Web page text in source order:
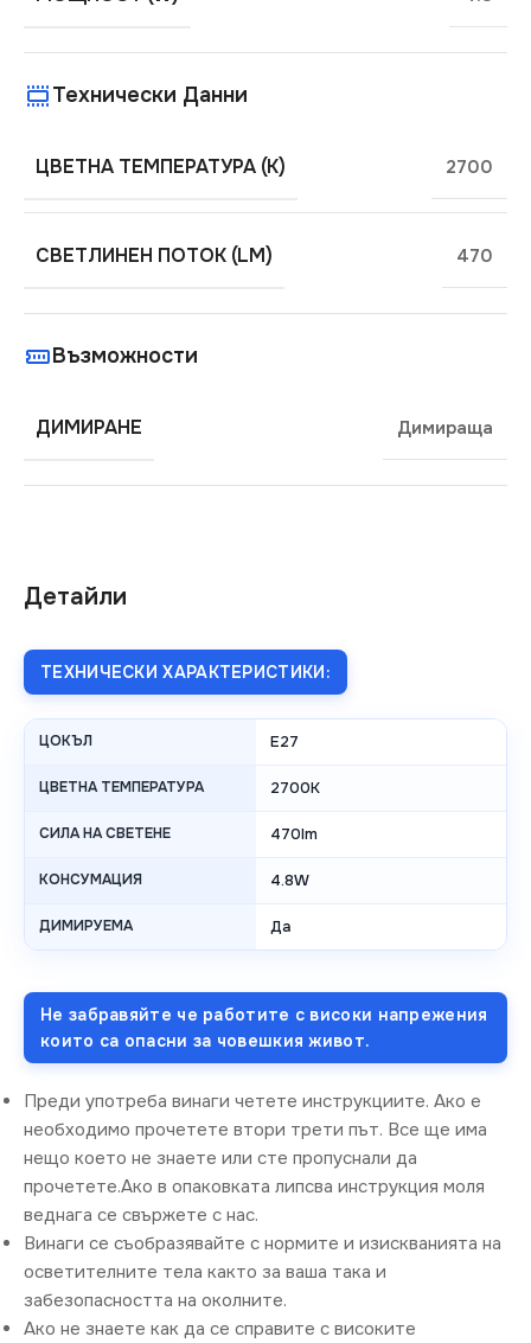
Детайли
ТЕХНИЧЕСКИ ХАРАКТЕРИСТИКИ:
ЦОКЪЛ E27
ЦВЕТНА ТЕМПЕРАТУРА 2700K
СИЛА НА СВЕТЕНЕ 470lm
КОНСУМАЦИЯ 4.8W
ДИМИРУЕМА Да
Не забравяйте че работите с високи напрежения
които са опасни за човешкия живот.
Преди употреба винаги четете инструкциите. Ако е
необходимо прочетете втори трети път. Все ще има
нещо което не знаете или сте пропуснали да
прочетете.Ако в опаковката липсва инструкция моля
веднага се свържете с нас.
Винаги се съобразявайте с нормите и изискванията на
осветителните тела както за ваша така и
забезопасността на околните.
Ако не знаете как да се справите с високите
Технически Данни
ЦВЕТНА ТЕМПЕРАТУРА (K) 2700
СВЕТЛИНЕН ПОТОК (LM) 470
Възможности
ДИМИРАНЕ Димираща